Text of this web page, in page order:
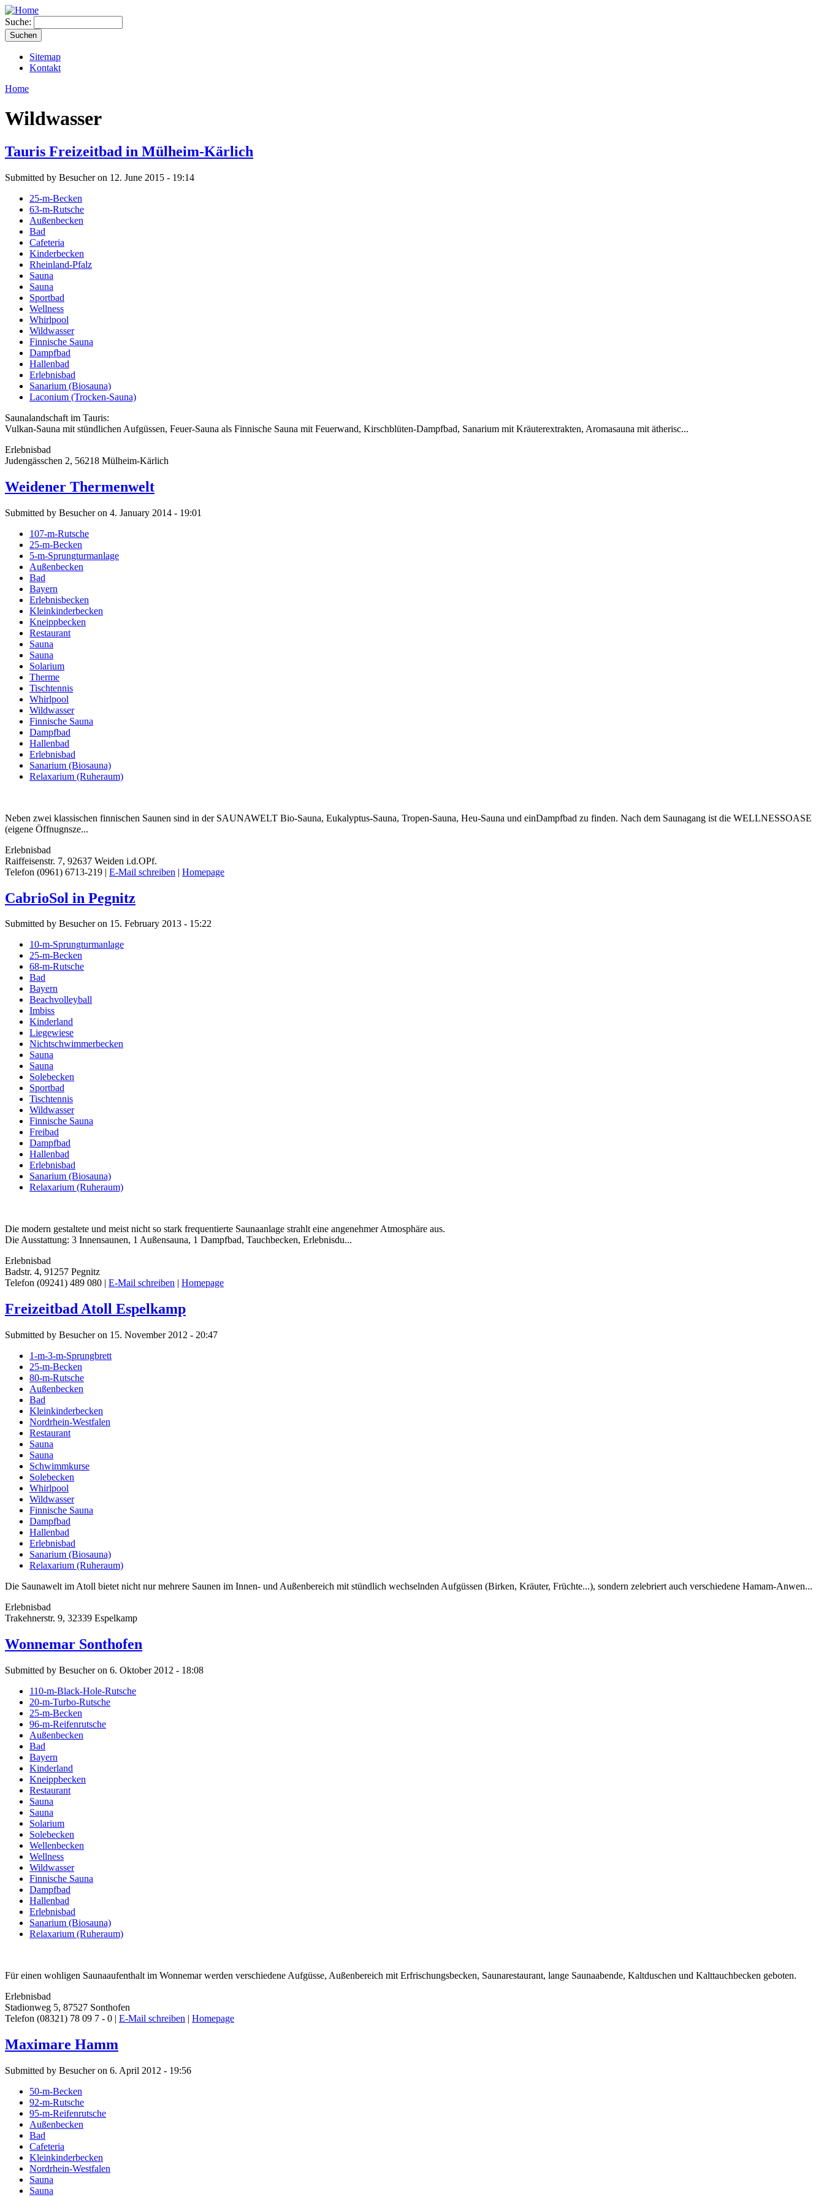
Suche:
Sitemap
Kontakt
Home
Wildwasser
Tauris Freizeitbad in Mülheim-Kärlich
Submitted by Besucher on 12. June 2015 - 19:14
25-m-Becken
63-m-Rutsche
Außenbecken
Bad
Cafeteria
Kinderbecken
Rheinland-Pfalz
Sauna
Sauna
Sportbad
Wellness
Whirlpool
Wildwasser
Finnische Sauna
Dampfbad
Hallenbad
Erlebnisbad
Sanarium (Biosauna)
Laconium (Trocken-Sauna)
Saunalandschaft im Tauris:
Vulkan-Sauna mit stündlichen Aufgüssen, Feuer-Sauna als Finnische Sauna mit Feuerwand, Kirschblüten-Dampfbad, Sanarium mit Kräuterextrakten, Aromasauna mit ätherisc...
Erlebnisbad
Judengässchen 2, 56218 Mülheim-Kärlich
Weidener Thermenwelt
Submitted by Besucher on 4. January 2014 - 19:01
107-m-Rutsche
25-m-Becken
5-m-Sprungturmanlage
Außenbecken
Bad
Bayern
Erlebnisbecken
Kleinkinderbecken
Kneippbecken
Restaurant
Sauna
Sauna
Solarium
Therme
Tischtennis
Whirlpool
Wildwasser
Finnische Sauna
Dampfbad
Hallenbad
Erlebnisbad
Sanarium (Biosauna)
Relaxarium (Ruheraum)
Neben zwei klassischen finnischen Saunen sind in der SAUNAWELT Bio-Sauna, Eukalyptus-Sauna, Tropen-Sauna, Heu-Sauna und einDampfbad zu finden. Nach dem Saunagang ist die WELLNESSOASE
(eigene Öffnugnsze...
Erlebnisbad
Raiffeisenstr. 7, 92637 Weiden i.d.OPf.
Telefon (0961) 6713-219 | E-Mail schreiben | Homepage
CabrioSol in Pegnitz
Submitted by Besucher on 15. February 2013 - 15:22
10-m-Sprungturmanlage
25-m-Becken
68-m-Rutsche
Bad
Bayern
Beachvolleyball
Imbiss
Kinderland
Liegewiese
Nichtschwimmerbecken
Sauna
Sauna
Solebecken
Sportbad
Tischtennis
Wildwasser
Finnische Sauna
Freibad
Dampfbad
Hallenbad
Erlebnisbad
Sanarium (Biosauna)
Relaxarium (Ruheraum)
Die modern gestaltete und meist nicht so stark frequentierte Saunaanlage strahlt eine angenehmer Atmosphäre aus.
Die Ausstattung: 3 Innensaunen, 1 Außensauna, 1 Dampfbad, Tauchbecken, Erlebnisdu...
Erlebnisbad
Badstr. 4, 91257 Pegnitz
Telefon (09241) 489 080 | E-Mail schreiben | Homepage
Freizeitbad Atoll Espelkamp
Submitted by Besucher on 15. November 2012 - 20:47
1-m-3-m-Sprungbrett
25-m-Becken
80-m-Rutsche
Außenbecken
Bad
Kleinkinderbecken
Nordrhein-Westfalen
Restaurant
Sauna
Sauna
Schwimmkurse
Solebecken
Whirlpool
Wildwasser
Finnische Sauna
Dampfbad
Hallenbad
Erlebnisbad
Sanarium (Biosauna)
Relaxarium (Ruheraum)
Die Saunawelt im Atoll bietet nicht nur mehrere Saunen im Innen- und Außenbereich mit stündlich wechselnden Aufgüssen (Birken, Kräuter, Früchte...), sondern zelebriert auch verschiedene Hamam-Anwen...
Erlebnisbad
Trakehnerstr. 9, 32339 Espelkamp
Wonnemar Sonthofen
Submitted by Besucher on 6. Oktober 2012 - 18:08
110-m-Black-Hole-Rutsche
20-m-Turbo-Rutsche
25-m-Becken
96-m-Reifenrutsche
Außenbecken
Bad
Bayern
Kinderland
Kneippbecken
Restaurant
Sauna
Sauna
Solarium
Solebecken
Wellenbecken
Wellness
Wildwasser
Finnische Sauna
Dampfbad
Hallenbad
Erlebnisbad
Sanarium (Biosauna)
Relaxarium (Ruheraum)
Für einen wohligen Saunaaufenthalt im Wonnemar werden verschiedene Aufgüsse, Außenbereich mit Erfrischungsbecken, Saunarestaurant, lange Saunaabende, Kaltduschen und Kalttauchbecken geboten.
Erlebnisbad
Stadionweg 5, 87527 Sonthofen
Telefon (08321) 78 09 7 - 0 | E-Mail schreiben | Homepage
Maximare Hamm
Submitted by Besucher on 6. April 2012 - 19:56
50-m-Becken
92-m-Rutsche
95-m-Reifenrutsche
Außenbecken
Bad
Cafeteria
Kleinkinderbecken
Nordrhein-Westfalen
Sauna
Sauna